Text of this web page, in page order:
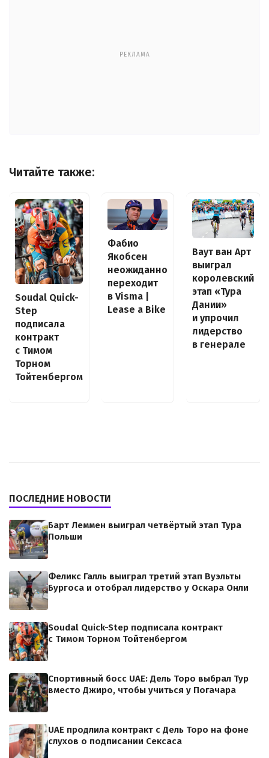
РЕКЛАМА
Читайте также:
Soudal Quick-
Step
подписала
контракт
с Тимом
Торном
Тойтенбергом
Фабио
Якобсен
неожиданно
переходит
в Visma |
Lease a Bike
Ваут ван Арт
выиграл
королевский
этап «Тура
Дании»
и упрочил
лидерство
в генерале
ПОСЛЕДНИЕ НОВОСТИ
Барт Леммен выиграл четвёртый этап Тура
Польши
Феликс Галль выиграл третий этап Вуэльты
Бургоса и отобрал лидерство у Оскара Онли
Soudal Quick-Step подписала контракт
с Тимом Торном Тойтенбергом
Спортивный босс UAE: Дель Торо выбрал Тур
вместо Джиро, чтобы учиться у Погачара
UAE продлила контракт с Дель Торо на фоне
слухов о подписании Сексаса